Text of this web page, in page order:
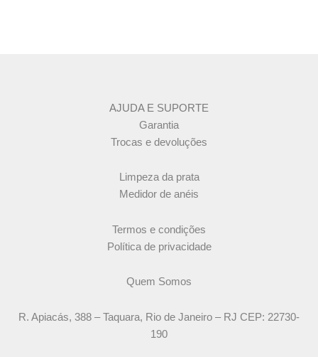
AJUDA E SUPORTE
Garantia
Trocas e devoluções
Limpeza da prata
Medidor de anéis
Termos e condições
Política de privacidade
Quem Somos
R. Apiacás, 388 – Taquara, Rio de Janeiro – RJ CEP: 22730-
190